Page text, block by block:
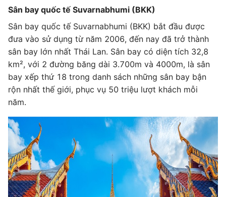
Sân bay quốc tế Suvarnabhumi (BKK)
Sân bay quốc tế Suvarnabhumi (BKK) bắt đầu được
đưa vào sử dụng từ năm 2006, đến nay đã trở thành
sân bay lớn nhất Thái Lan. Sân bay có diện tích 32,8
km², với 2 đường băng dài 3.700m và 4000m, là sân
bay xếp thứ 18 trong danh sách những sân bay bận
rộn nhất thế giới, phục vụ 50 triệu lượt khách mỗi
năm.